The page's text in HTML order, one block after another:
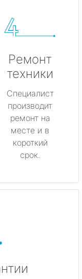
Ремонт
техники
Специалист
производит
ремонт на
месте и в
короткий
срок.